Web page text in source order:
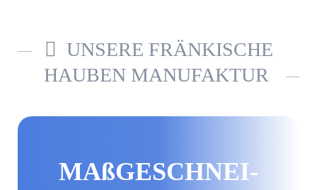
UNSERE FRÄNKISCHE
HAUBEN MANUFAKTUR
MAß­GE­SCHNEI­